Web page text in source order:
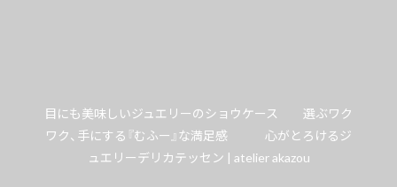
目にも美味しいジュエリーのショウケース 選ぶワク
ワク、手にする『むふー』な満足感 心がとろけるジ
ュエリーデリカテッセン | atelier akazou